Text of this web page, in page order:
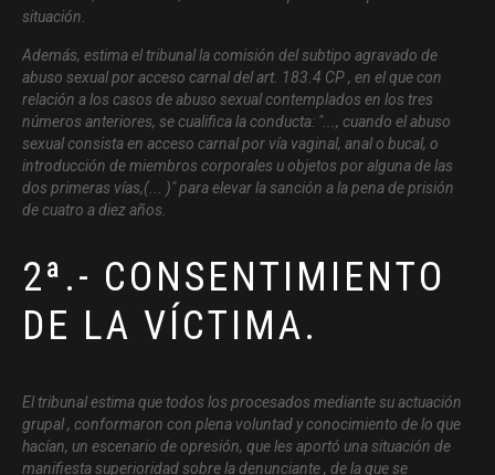
situación.
Además, estima el tribunal la comisión del subtipo agravado de
abuso sexual por acceso carnal del art. 183.4 CP , en el que con
relación a los casos de abuso sexual contemplados en los tres
números anteriores, se cualifica la conducta: "..., cuando el abuso
sexual consista en acceso carnal por vía vaginal, anal o bucal, o
introducción de miembros corporales u objetos por alguna de las
dos primeras vías,(... )" para elevar la sanción a la pena de prisión
de cuatro a diez años.
2ª.- CONSENTIMIENTO
DE LA VÍCTIMA.
El tribunal estima que todos los procesados mediante su actuación
grupal , conformaron con plena voluntad y conocimiento de lo que
hacían, un escenario de opresión, que les aportó una situación de
manifiesta superioridad sobre la denunciante , de la que se